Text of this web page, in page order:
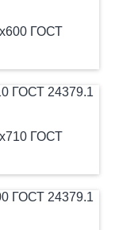
ГОСТ
ГОСТ